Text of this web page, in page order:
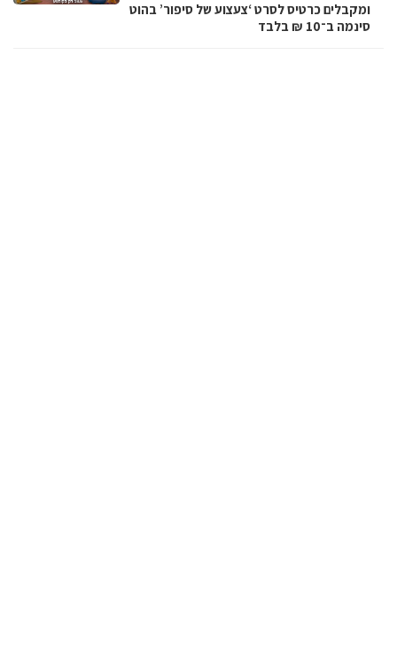
ומקבלים כרטיס לסרט ‘צעצוע של סיפור’ בהוט
סינמה ב־10 ₪ בלבד